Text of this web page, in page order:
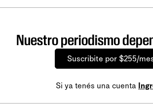
Nuestro periodismo
Suscribite por $255/
Si ya tenés una cuenta